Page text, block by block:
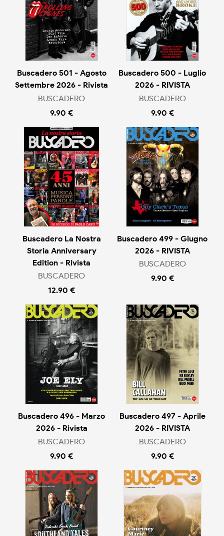
Buscadero 501 - Agosto
Settembre 2026 - Rivista
BUSCADERO
9.90 €
Buscadero 500 - Luglio
2026 - RIVISTA
BUSCADERO
9.90 €
Buscadero La Nostra
Storia Anniversary
Edition - Rivista
BUSCADERO
12.90 €
Buscadero 499 - Giugno
2026 - RIVISTA
BUSCADERO
9.90 €
Buscadero 496 - Marzo
2026 - Rivista
BUSCADERO
9.90 €
Buscadero 497 - Aprile
2026 - RIVISTA
BUSCADERO
9.90 €